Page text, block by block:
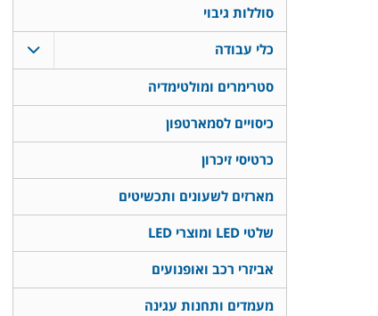
סוללות גיבוי
כלי עבודה
סטרימרים ומולטימדיה
כיסויים לסמארטפון
כרטיסי זיכרון
מארזים לשעונים ותכשיטים
שלטי LED ומוצרי LED
אביזרי רכב ואופנועים
מעמדים ותחנות עגינה